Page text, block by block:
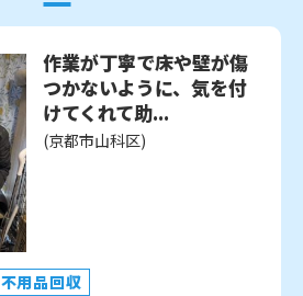
作業が丁寧で床や壁が傷
つかないように、気を付
けてくれて助...
(京都市山科区)
不用品回収